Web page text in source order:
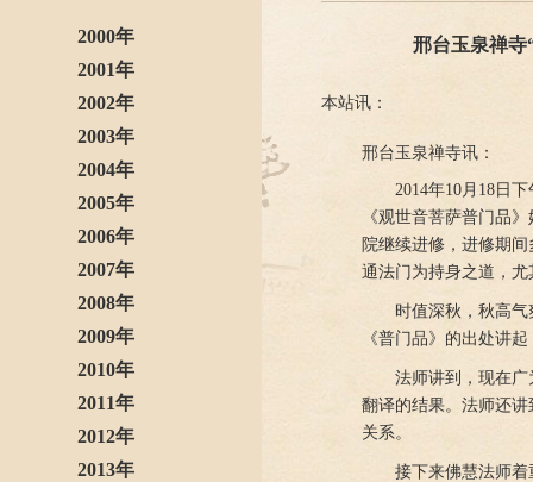
2000年
2001年
2002年
2003年
2004年
2005年
2006年
2007年
2008年
2009年
2010年
2011年
2012年
2013年
邢台玉泉禅寺
本站讯：
邢台玉泉禅寺讯：
2014年10月18日
《观世音菩萨普门品
院继续进修，进修期
通法门为持身之道，
时值深秋，秋高
《普门品》的出处讲
法师讲到，现在
翻译的结果。法师还
关系。
接下来佛慧法师